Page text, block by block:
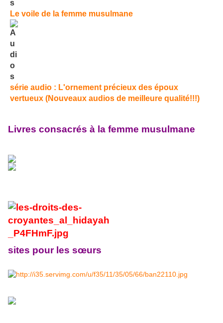
Le voile de la femme musulmane
série audio : L'ornement précieux des époux
vertueux (Nouveaux audios de meilleure qualité!!!)
Livres consacrés à la femme musulmane
sites pour les sœurs